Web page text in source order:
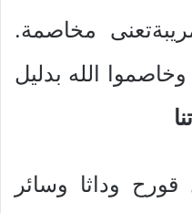
مريبةتعنى مخاصمة.
الله بدليل
وداثا وسائر